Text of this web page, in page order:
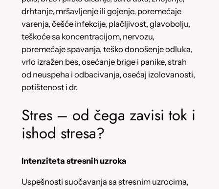
drhtanje, mršavljenje ili gojenje, poremećaje
varenja, češće infekcije, plačljivost, glavobolju,
teškoće sa koncentracijom, nervozu,
poremećaje spavanja, teško donošenje odluka,
vrlo izražen bes, osećanje brige i panike, strah
od neuspeha i odbacivanja, osećaj izolovanosti,
potištenost i dr.
Stres – od čega zavisi tok i
ishod stresa?
Intenziteta stresnih uzroka
Uspešnosti suočavanja sa stresnim uzrocima,